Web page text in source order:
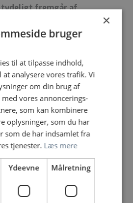
fremgår af
dag/nattjeneste eller
kvalifikationer,
tilhørsforhold til at søge
i henhold til gældende
d. 16/6 2026
×
bruger
til at tilpasse indhold,
at analysere vores trafik. Vi
om din brug af
vores annoncerings-
som kan kombinere
oplysninger, som du har
som de har indsamlet fra
tjenester. Læs mere
Ydeevne Målretning